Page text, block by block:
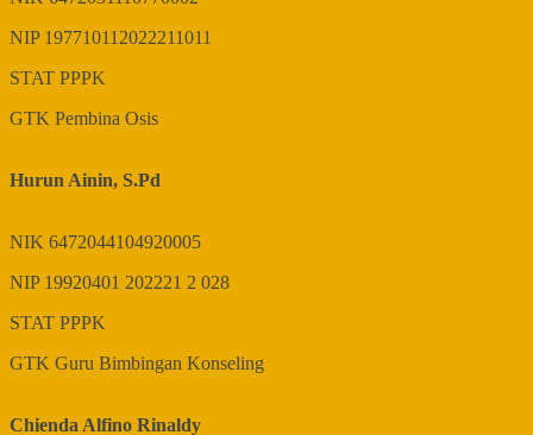
NIP 197710112022211011
STAT PPPK
GTK Pembina Osis
Hurun Ainin, S.Pd
NIK 6472044104920005
NIP 19920401 202221 2 028
STAT PPPK
GTK Guru Bimbingan Konseling
Chienda Alfino Rinaldy